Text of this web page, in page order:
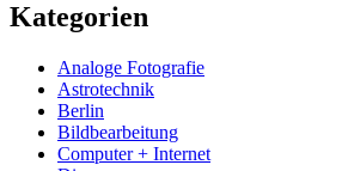
Kategorien
Analoge Fotografie
Astrotechnik
Berlin
Bildbearbeitung
Computer + Internet